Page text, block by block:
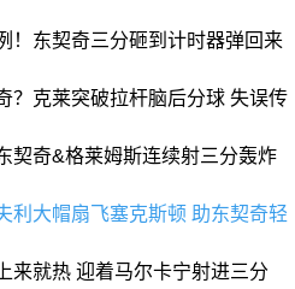
！东契奇三分砸到计时器弹回来
？克莱突破拉杆脑后分球 失误传
契奇&格莱姆斯连续射三分轰炸
利大帽扇飞塞克斯顿 助东契奇轻
来就热 迎着马尔卡宁射进三分